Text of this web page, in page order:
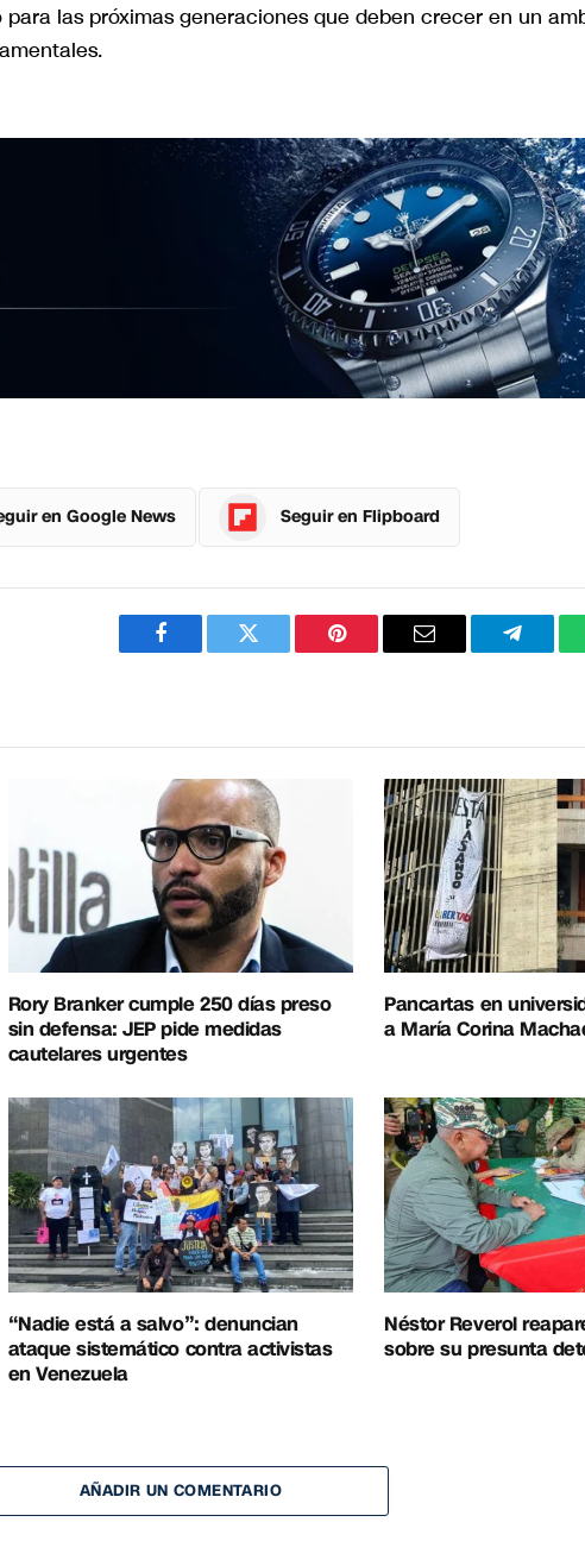
las próximas generaciones que deben crecer en un
en Google News Seguir en Flipboard
FacebookTwitter PinterestCorreo
Rory Branker cumple 250 días preso
sin defensa: JEP pide medidas
cautelares urgentes
Pancartas en
a María Corina
“Nadie está a salvo”: denuncian
ataque sistemático contra activistas
en Venezuela
Néstor Reverol
sobre su presunta
AÑADIR UN COMENTARIO